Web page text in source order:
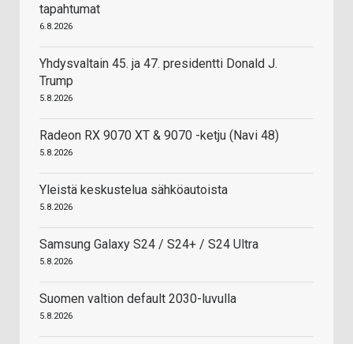
tapahtumat
6.8.2026
Yhdysvaltain 45. ja 47. presidentti Donald J.
Trump
5.8.2026
Radeon RX 9070 XT & 9070 -ketju (Navi 48)
5.8.2026
Yleistä keskustelua sähköautoista
5.8.2026
Samsung Galaxy S24 / S24+ / S24 Ultra
5.8.2026
Suomen valtion default 2030-luvulla
5.8.2026